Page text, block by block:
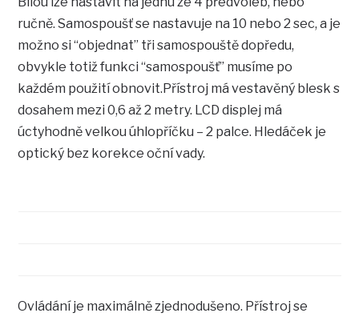
ručně. Samospoušť se nastavuje na 10 nebo 2 sec, a je
možno si “objednat” tři samospouště dopředu,
obvykle totiž funkci “samospoušť” musíme po
každém použití obnovit.Přístroj má vestavěný blesk s
dosahem mezi 0,6 až 2 metry. LCD displej má
úctyhodně velkou úhlopříčku – 2 palce. Hledáček je
optický bez korekce oční vady.
Ovládání je maximálně zjednodušeno. Přístroj se